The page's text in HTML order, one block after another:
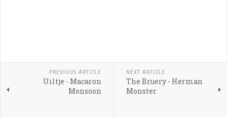
PREVIOUS ARTICLE
Uiltje - Macaron
Monsoon
NEXT ARTICLE
The Bruery - Herman
Monster